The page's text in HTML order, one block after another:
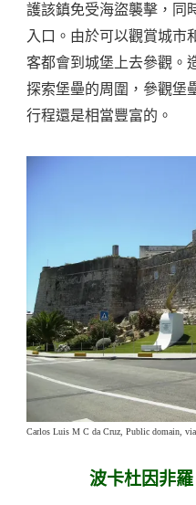
護該鎮免受海盜襲擊，同
入口。由於可以觀賞城市
客都會到城堡上去參觀。
探索堡壘的周圍，參觀堡
行程還是相當豐富的。
Carlos Luis M C da Cruz, Public domain,
波卡杜因非